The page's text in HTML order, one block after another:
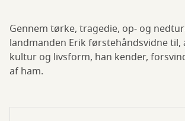
Gennem tørke, tragedie, op- og
landmanden Erik førstehåndsvidne til,
kultur og livsform, han kender,
af ham.